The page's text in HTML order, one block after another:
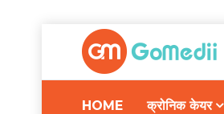
HOME क्रोनिक केयर